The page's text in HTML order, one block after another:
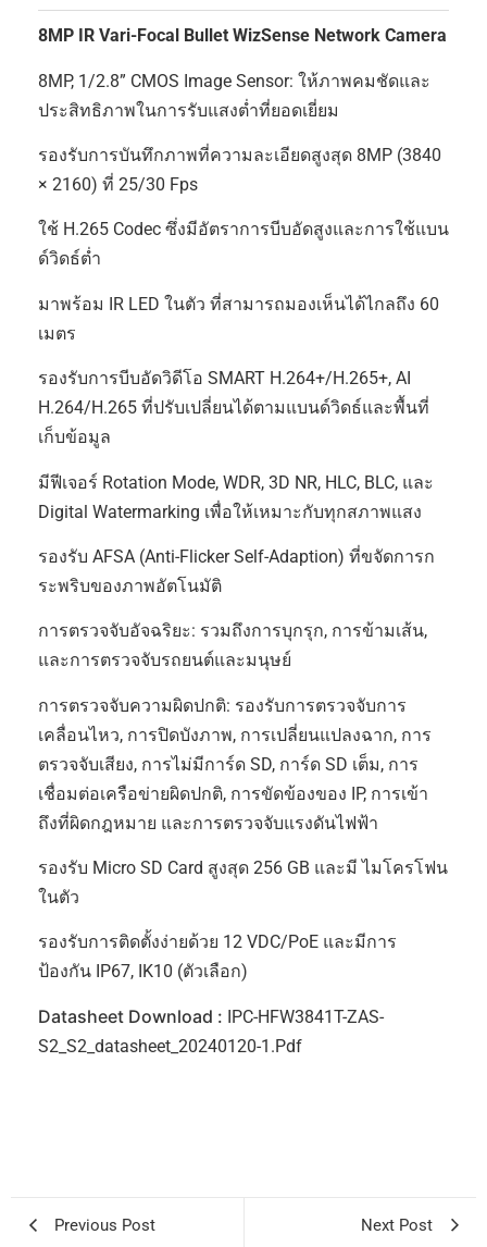
8MP IR Vari-Focal Bullet WizSense Network Camera
8MP, 1/2.8” CMOS Image Sensor: ให้ภาพคมชัดและ
ประสิทธิภาพในการรับแสงต่ำที่ยอดเยี่ยม
รองรับการบันทึกภาพที่ความละเอียดสูงสุด 8MP (3840
× 2160) ที่ 25/30 Fps
ใช้ H.265 Codec ซึ่งมีอัตราการบีบอัดสูงและการใช้แบน
ด์วิดธ์ต่ำ
มาพร้อม IR LED ในตัว ที่สามารถมองเห็นได้ไกลถึง 60
เมตร
รองรับการบีบอัดวิดีโอ SMART H.264+/H.265+, AI
H.264/H.265 ที่ปรับเปลี่ยนได้ตามแบนด์วิดธ์และพื้นที่
เก็บข้อมูล
มีฟีเจอร์ Rotation Mode, WDR, 3D NR, HLC, BLC, และ
Digital Watermarking เพื่อให้เหมาะกับทุกสภาพแสง
รองรับ AFSA (Anti-Flicker Self-Adaption) ที่ขจัดการก
ระพริบของภาพอัตโนมัติ
การตรวจจับอัจฉริยะ: รวมถึงการบุกรุก, การข้ามเส้น,
และการตรวจจับรถยนต์และมนุษย์
การตรวจจับความผิดปกติ: รองรับการตรวจจับการ
เคลื่อนไหว, การปิดบังภาพ, การเปลี่ยนแปลงฉาก, การ
ตรวจจับเสียง, การไม่มีการ์ด SD, การ์ด SD เต็ม, การ
เชื่อมต่อเครือข่ายผิดปกติ, การขัดข้องของ IP, การเข้า
ถึงที่ผิดกฎหมาย และการตรวจจับแรงดันไฟฟ้า
รองรับ Micro SD Card สูงสุด 256 GB และมี ไมโครโฟน
ในตัว
รองรับการติดตั้งง่ายด้วย 12 VDC/PoE และมีการ
ป้องกัน IP67, IK10 (ตัวเลือก)
Datasheet Download : IPC-HFW3841T-ZAS-
S2_S2_datasheet_20240120-1.pdf
Previous Post Next Post